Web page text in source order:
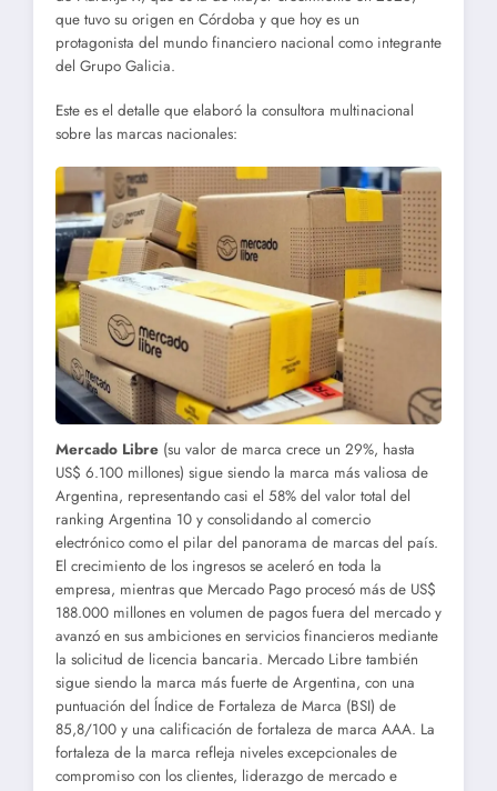
que tuvo su origen en Córdoba y que hoy es un
protagonista del mundo financiero nacional como integrante
del Grupo Galicia.
Este es el detalle que elaboró la consultora multinacional
sobre las marcas nacionales:
Mercado Libre (su valor de marca crece un 29%, hasta
US$ 6.100 millones) sigue siendo la marca más valiosa de
Argentina, representando casi el 58% del valor total del
ranking Argentina 10 y consolidando al comercio
electrónico como el pilar del panorama de marcas del país.
El crecimiento de los ingresos se aceleró en toda la
empresa, mientras que Mercado Pago procesó más de US$
188.000 millones en volumen de pagos fuera del mercado y
avanzó en sus ambiciones en servicios financieros mediante
la solicitud de licencia bancaria. Mercado Libre también
sigue siendo la marca más fuerte de Argentina, con una
puntuación del Índice de Fortaleza de Marca (BSI) de
85,8/100 y una calificación de fortaleza de marca AAA. La
fortaleza de la marca refleja niveles excepcionales de
compromiso con los clientes, liderazgo de mercado e